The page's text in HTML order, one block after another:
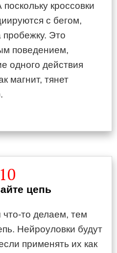
кроссовки
с бегом,
пробежку. Это
поведением,
одного действия
магнит, тянет
10
цепь
то делаем, тем
Нейроуловки будут
применять их как